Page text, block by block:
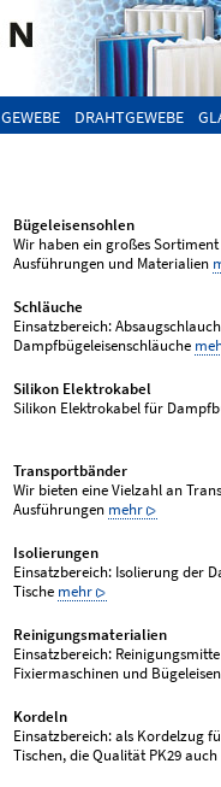
GEWEBE DRAHTGEWEBE
Bügeleisensohlen
Wir haben ein großes
Ausführungen und Materialien
Schläuche
Einsatzbereich:
Dampfbügeleisenschläuche
Silikon Elektrokabel
Silikon Elektrokabel für
Transportbänder
Wir bieten eine Vielzahl an
Ausführungen mehr
Isolierungen
Einsatzbereich: Isolierung der
Tische mehr
Reinigungsmaterialien
Einsatzbereich:
Fixiermaschinen und
Kordeln
Einsatzbereich: als Kordelzug
Tischen, die Qualität PK29